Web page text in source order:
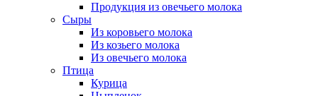
Продукция из овечьего молока
Сыры
Из коровьего молока
Из козьего молока
Из овечьего молока
Птица
Курица